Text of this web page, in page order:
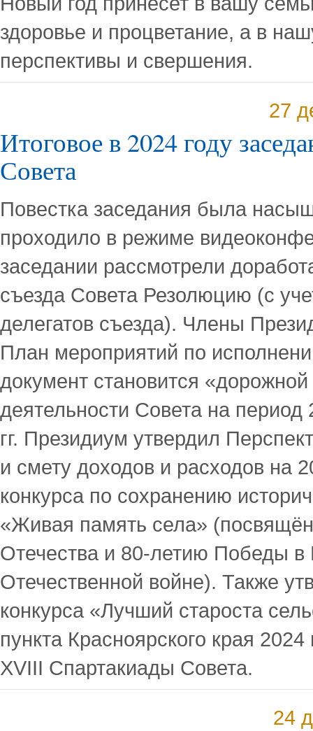
здоровье и процветание, а в
перспективы и свершения.
27
Итоговое в 2024 году
Совета
Повестка заседания была
проходило в режиме
заседании рассмотрели
съезда Совета Резолюцию (с
делегатов съезда). Члены
План мероприятий по
документ становится
деятельности Совета на период
гг. Президиум утвердил
и смету доходов и расходов на
конкурса по сохранению
«Живая память села»
Отечества и 80-летию Победы в
Отечественной войне). Также
конкурса «Лучший староста
пункта Красноярского края
XVIII Спартакиады Совета.
24